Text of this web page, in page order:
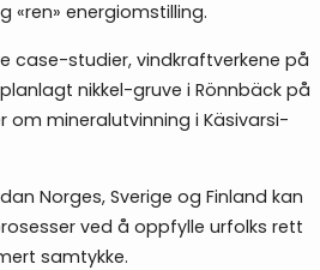
«ren» energiomstilling.
case-studier, vindkraftverkene på
nikkel-gruve i Rönnbäck på
om mineralutvinning i Käsivarsi-
Norges, Sverige og Finland kan
ved å oppfylle urfolks rett
samtykke.